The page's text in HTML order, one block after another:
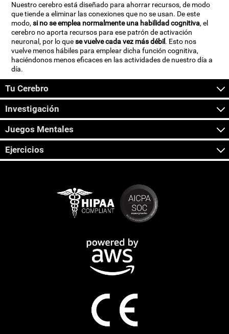
Nuestro cerebro está diseñado para ahorrar recursos, de modo
que tiende a eliminar las conexiones que no se usan. De este
modo,si no se emplea normalmente una habilidad cognitiva, el
cerebro no aporta recursos para ese patrón de activación
neuronal, por lo quese vuelve cada vez más débil . Esto nos
vuelve menos hábiles para emplear dicha función cognitiva,
haciéndonos menos eficaces en las actividades de nuestro día a
día.
Tu Cerebro
Investigación
Juegos Mentales
Ejercicios